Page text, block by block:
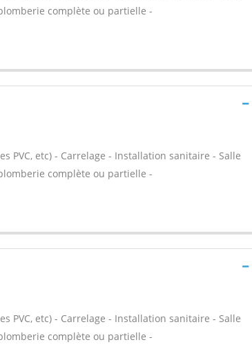
complète ou partielle -
PVC, etc) - Carrelage - Installation sanitaire - Salle
complète ou partielle -
PVC, etc) - Carrelage - Installation sanitaire - Salle
complète ou partielle -